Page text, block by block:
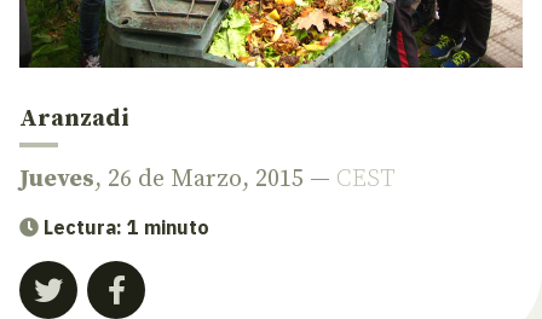
Aranzadi
Jueves, 26 de Marzo, 2015 — CEST
Lectura: 1 minuto